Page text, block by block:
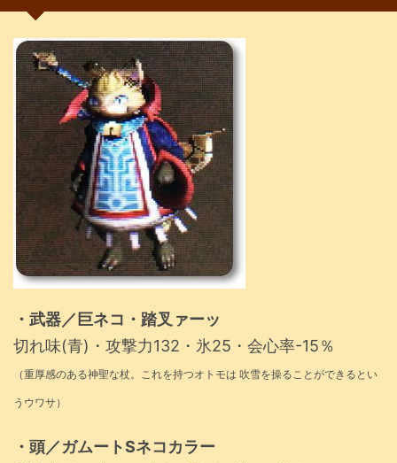
・武器／巨ネコ・踏叉ァーッ
切れ味(青)・攻撃力132・氷25・会心率-15％
（重厚感のある神聖な杖。これを持つオトモは 吹雪を操ることができるとい
うウワサ）
・頭／ガムートSネコカラー